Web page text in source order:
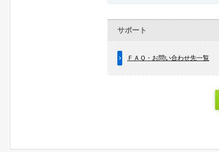
サポート
ＦＡＱ・お問い合わせ先一覧